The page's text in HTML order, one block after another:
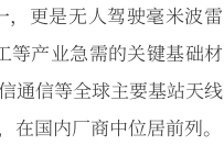
更是无人驾驶毫米波雷
等产业急需的关键基础材
通信等全球主要基站天线
国内厂商中位居前列。